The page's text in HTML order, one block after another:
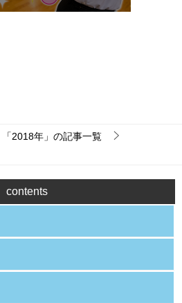
「2018年」の記事一覧
contents